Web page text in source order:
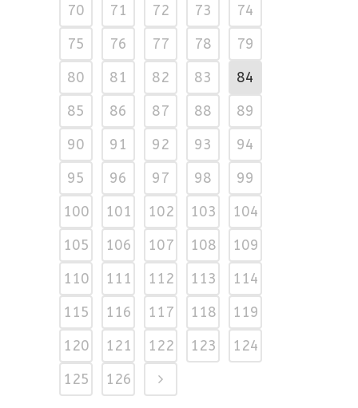
70
71 72 73
74
75
76 77 78
79
80
81 82 83
84
85
86 87 88
89
90
91 92 93
94
95
96 97 98
99
100
101 102 103
104
105
106 107 108
109
110
111 112 113
114
115
116 117 118
119
120
121 122 123
124
125
126